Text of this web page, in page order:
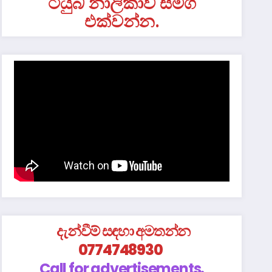
එක්වන්න.
දැන්වීම් සඳහා අමතන්න
0774748930